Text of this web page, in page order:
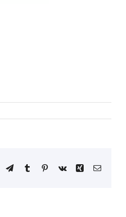
TelegramTumblrPinterestVk Xing Email